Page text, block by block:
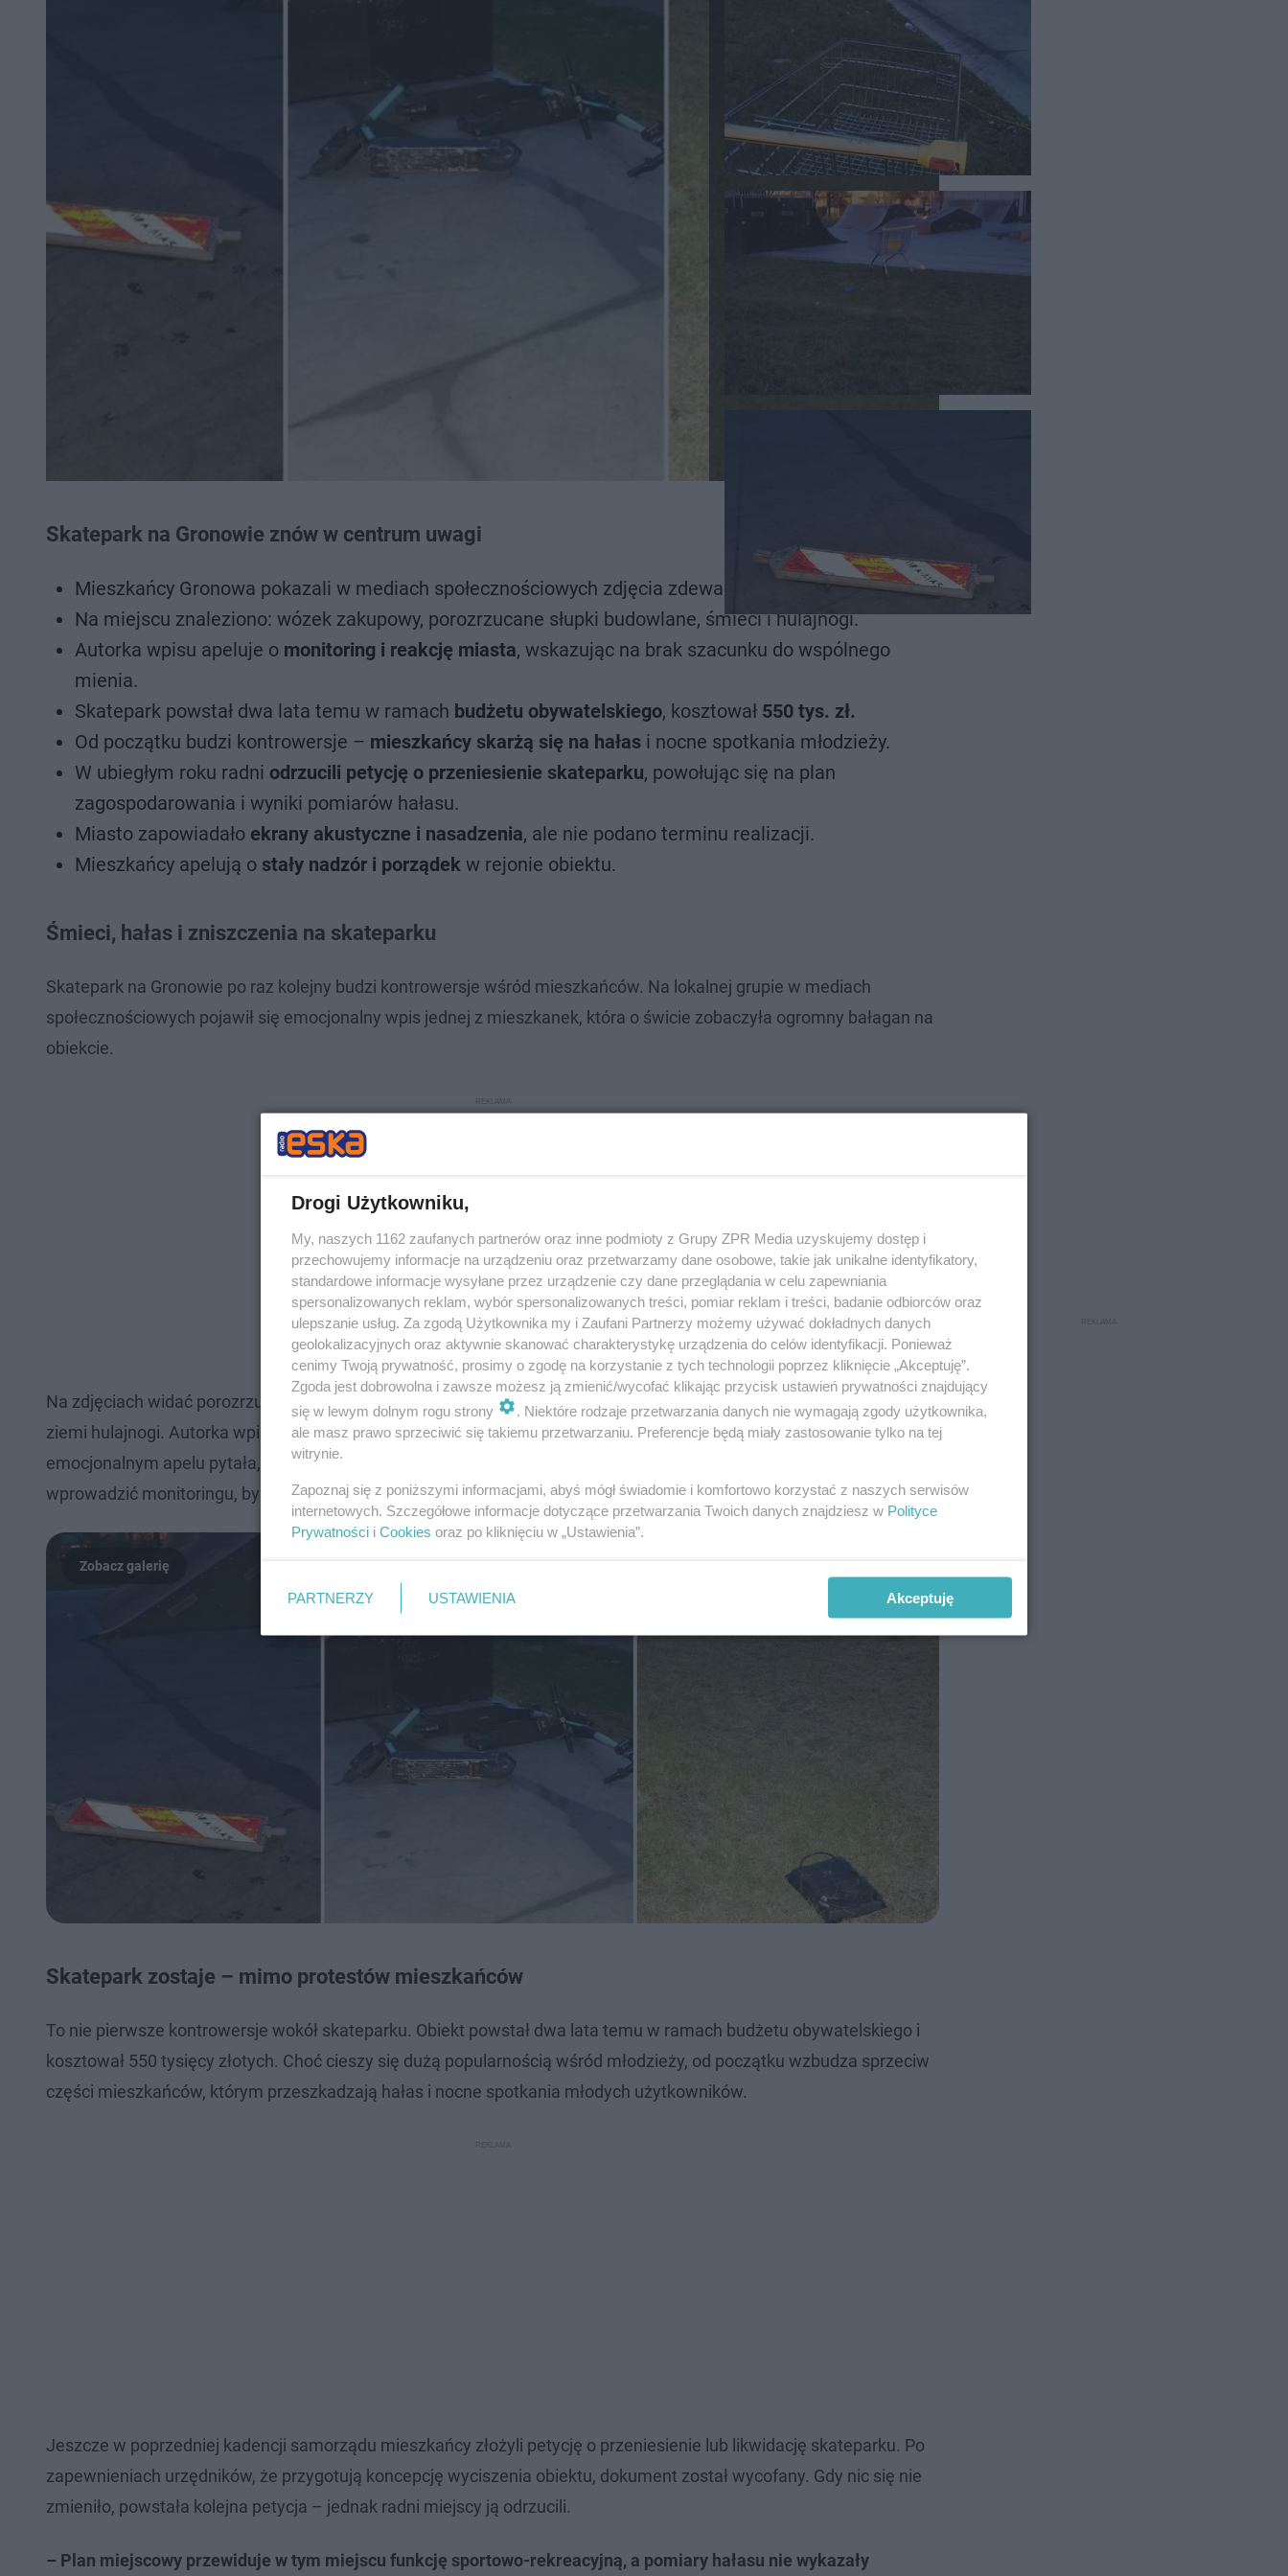
Skatepark na Gronowie znów w centrum uwagi
Mieszkańcy Gronowa pokazali w mediach społecznościowych zdjęcia zdewastowanego skateparku.
Na miejscu znaleziono: wózek zakupowy, porozrzucane słupki budowlane, śmieci i hulajnogi.
Autorka wpisu apeluje o monitoring i reakcję miasta, wskazując na brak szacunku do wspólnego
mienia.
Skatepark powstał dwa lata temu w ramach budżetu obywatelskiego, kosztował 550 tys. zł.
Od początku budzi kontrowersje – mieszkańcy skarżą się na hałas i nocne spotkania młodzieży.
W ubiegłym roku radni odrzucili petycję o przeniesienie skateparku, powołując się na plan
zagospodarowania i wyniki pomiarów hałasu.
Miasto zapowiadało ekrany akustyczne i nasadzenia, ale nie podano terminu realizacji.
Mieszkańcy apelują o stały nadzór i porządek w rejonie obiektu.
Śmieci, hałas i zniszczenia na skateparku
Skatepark na Gronowie po raz kolejny budzi kontrowersje wśród mieszkańców. Na lokalnej grupie w mediach
społecznościowych pojawił się emocjonalny wpis jednej z mieszkanek, która o świcie zobaczyła ogromny bałagan na
obiekcie.
Na zdjęciach widać porozrzucane słupki budowlane, wózek zakupowy, karton po płycie grzewczej i pozostawione na
ziemi hulajnogi. Autorka wpisu nie kryła oburzenia:to nie tylko śmiecenie, ale i dewastacja wspólnego mienia. W
emocjonalnym apelu pytała, jakimi wartościami kierują się młodzi ludzie i czy w tym miejscu naprawdę nie da się
wprowadzić monitoringu, by zapobiec dalszym zniszczeniom.
Skatepark zostaje – mimo protestów mieszkańców
To nie pierwsze kontrowersje wokół skateparku. Obiekt powstał dwa lata temu w ramach budżetu obywatelskiego i
kosztował 550 tysięcy złotych. Choć cieszy się dużą popularnością wśród młodzieży, od początku wzbudza sprzeciw
części mieszkańców, którym przeszkadzają hałas i nocne spotkania młodych użytkowników.
Jeszcze w poprzedniej kadencji samorządu mieszkańcy złożyli petycję o przeniesienie lub likwidację skateparku. Po
zapewnieniach urzędników, że przygotują koncepcję wyciszenia obiektu, dokument został wycofany. Gdy nic się nie
zmieniło, powstała kolejna petycja – jednak radni miejscy ją odrzucili.
– Plan miejscowy przewiduje w tym miejscu funkcję sportowo-rekreacyjną, a pomiary hałasu nie wykazały
Drogi Użytkowniku,
My, naszych 1162 zaufanych partnerów oraz inne podmioty z Grupy ZPR Media uzyskujemy dostęp i
przechowujemy informacje na urządzeniu oraz przetwarzamy dane osobowe, takie jak unikalne identyfikatory,
standardowe informacje wysyłane przez urządzenie czy dane przeglądania w celu zapewniania
spersonalizowanych reklam, wybór spersonalizowanych treści, pomiar reklam i treści, badanie odbiorców oraz
ulepszanie usług. Za zgodą Użytkownika my i Zaufani Partnerzy możemy używać dokładnych danych
geolokalizacyjnych oraz aktywnie skanować charakterystykę urządzenia do celów identyfikacji. Ponieważ
cenimy Twoją prywatność, prosimy o zgodę na korzystanie z tych technologii poprzez kliknięcie „Akceptuję”.
Zgoda jest dobrowolna i zawsze możesz ją zmienić/wycofać klikając przycisk ustawień prywatności znajdujący
się w lewym dolnym rogu strony
. Niektóre rodzaje przetwarzania danych nie wymagają zgody użytkownika,
ale masz prawo sprzeciwić się takiemu przetwarzaniu. Preferencje będą miały zastosowanie tylko na tej
witrynie.
Zapoznaj się z poniższymi informacjami, abyś mógł świadomie i komfortowo korzystać z naszych serwisów
internetowych. Szczegółowe informacje dotyczące przetwarzania Twoich danych znajdziesz w Polityce
Prywatności i Cookies oraz po kliknięciu w „Ustawienia”.
PARTNERZY USTAWIENIA Akceptuję